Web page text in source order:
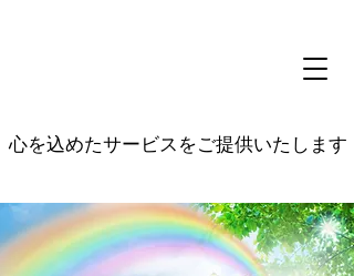
心を込めたサービスをご提供いたします